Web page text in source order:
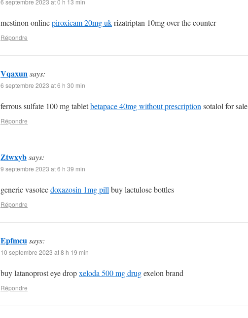
6 septembre 2023 at 0 h 13 min
mestinon onlinepiroxicam 20mg ukrizatriptan 10mg over the counter
Répondre
Vqaxunsays:
6 septembre 2023 at 6 h 30 min
ferrous sulfate 100 mg tabletbetapace 40mg without prescription sotalol for sale
Répondre
Ztwxybsays:
9 septembre 2023 at 6 h 39 min
generic vasotecdoxazosin 1mg pill buy lactulose bottles
Répondre
Epfmcusays:
10 septembre 2023 at 8 h 19 min
buy latanoprost eye dropxeloda 500 mg drugexelon brand
Répondre